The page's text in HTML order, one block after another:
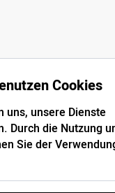
Bildaufdruck der
sowie als
werden.
Cookies
uns, unsere Dienste
Durch die Nutzung
Sie der